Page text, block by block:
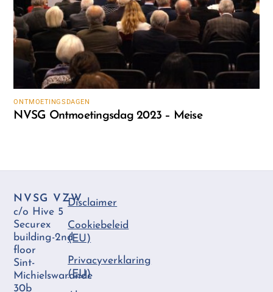
ONTMOETINGSDAGEN
NVSG Ontmoetingsdag 2023 – Meise
NVSG VZW
c/o Hive 5
Securex
building-2nd
floor
Sint-
Michielswarande
30b
Disclaimer
Cookiebeleid
(EU)
Privacyverklaring
(EU)